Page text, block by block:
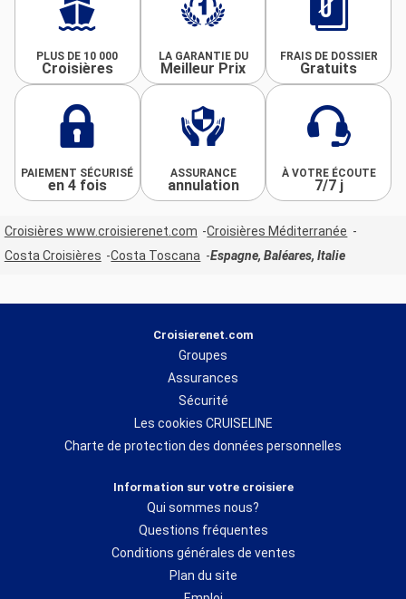
PLUS DE 10 000
Croisières
LA GARANTIE DU
Meilleur Prix
FRAIS DE DOSSIER
Gratuits
PAIEMENT SÉCURISÉ
en 4 fois
ASSURANCE
annulation
À VOTRE ÉCOUTE
7/7 j
Croisières www.croisierenet.com
Croisières Méditerranée
Costa Croisières
Costa Toscana Espagne, Baléares, Italie
Croisierenet.com
Groupes
Assurances
Sécurité
Les cookies CRUISELINE
Charte de protection des données personnelles
Information sur votre croisiere
Qui sommes nous?
Questions fréquentes
Conditions générales de ventes
Plan du site